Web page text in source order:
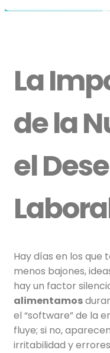
La
de la
el
Hay días en los que
menos bajones,
hay un factor
alimentamos
el “software” de la
fluye; si no,
irritabilidad y